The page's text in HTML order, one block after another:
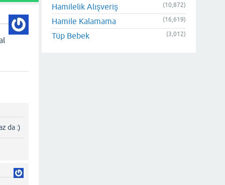
da :)
Hamilelik Alışveriş (10,872)
Hamile Kalamama (16,619)
Tüp Bebek (3,012)